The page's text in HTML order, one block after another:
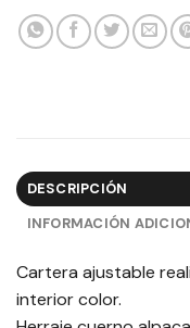
DESCRIPCIÓN
INFORMACIÓN
Cartera ajustable
interior color.